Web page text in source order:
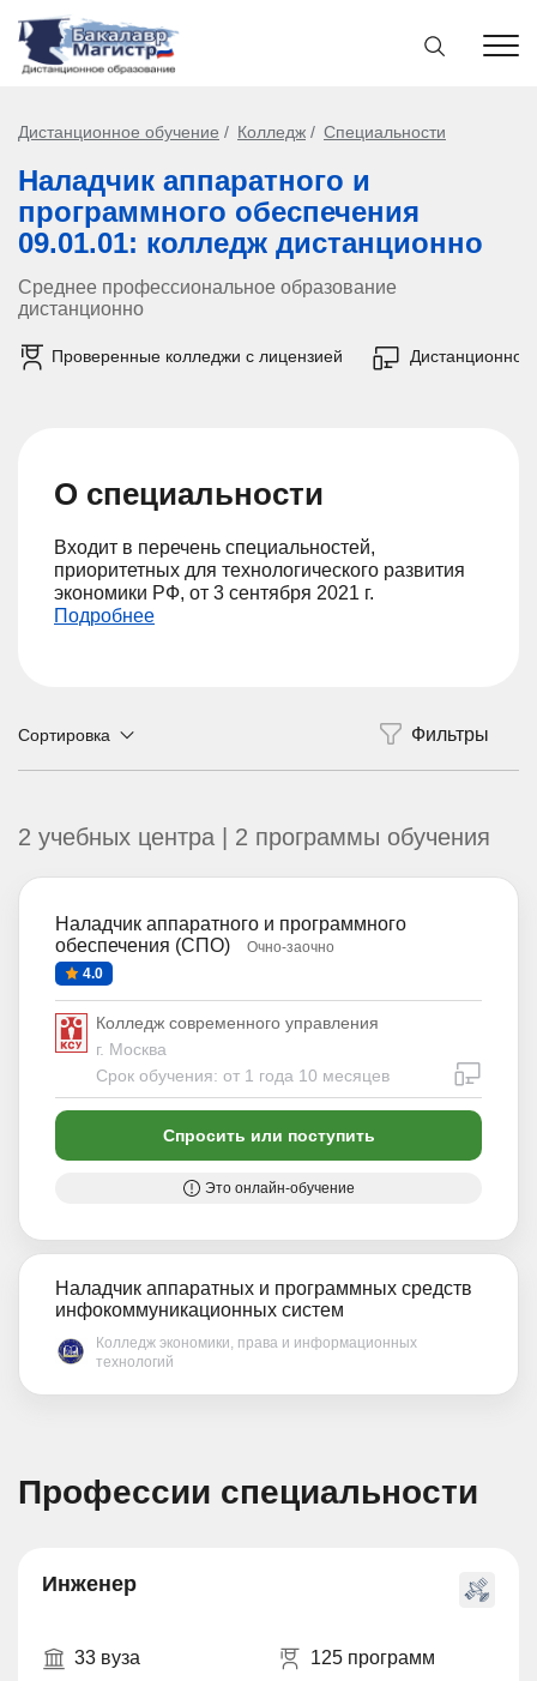
Дистанционное обучение Колледж Специальности
Наладчик аппаратного и
программного обеспечения
09.01.01: колледж дистанционно
Среднее профессиональное образование
дистанционно
Проверенные колледжи с лицензией Дистанционно
О специальности
Входит в перечень специальностей,
приоритетных для технологического развития
экономики РФ, от 3 сентября 2021 г.
Подробнее
Сортировка
2 учебных центра | 2 программы обучения
Наладчик аппаратного и программного
обеспечения (СПО)
Очно-заочно
4.0
Колледж современного управления
г. Москва
Срок обучения: от 1 года 10 месяцев
Спросить или поступить
Это онлайн-обучение
Наладчик аппаратных и программных средств
инфокоммуникационных систем
Колледж экономики, права и информационных
технологий
Профессии специальности
Инженер
33 вуза 125 программ